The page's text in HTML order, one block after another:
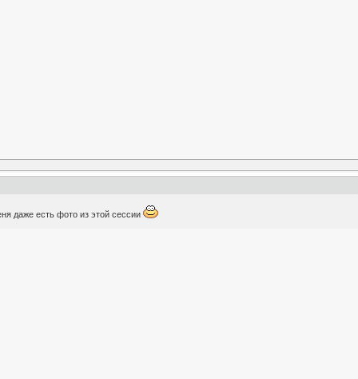
даже есть фото из этой сессии